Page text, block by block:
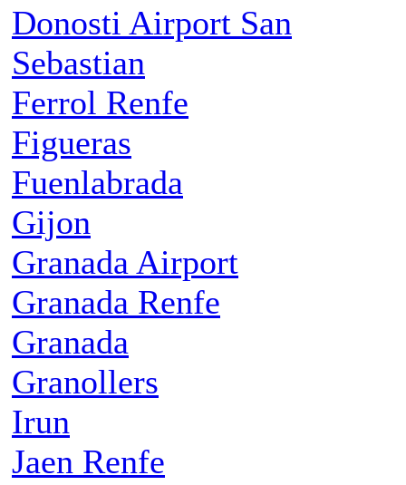
Donosti Airport San
Sebastian
Ferrol Renfe
Figueras
Fuenlabrada
Gijon
Granada Airport
Granada Renfe
Granada
Granollers
Irun
Jaen Renfe